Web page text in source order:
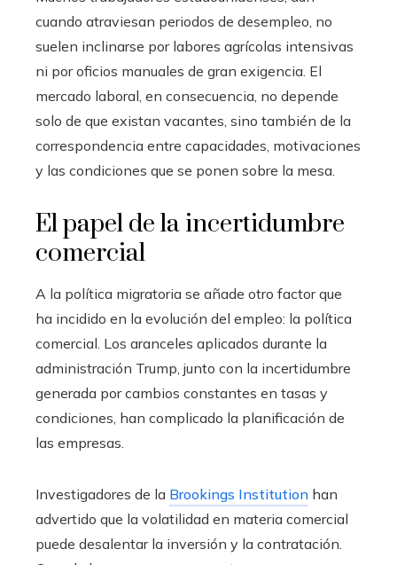
cuando atraviesan periodos de desempleo, no
suelen inclinarse por labores agrícolas intensivas
ni por oficios manuales de gran exigencia. El
mercado laboral, en consecuencia, no depende
solo de que existan vacantes, sino también de la
correspondencia entre capacidades, motivaciones
y las condiciones que se ponen sobre la mesa.
El papel de la incertidumbre
comercial
A la política migratoria se añade otro factor que
ha incidido en la evolución del empleo: la política
comercial. Los aranceles aplicados durante la
administración Trump, junto con la incertidumbre
generada por cambios constantes en tasas y
condiciones, han complicado la planificación de
las empresas.
Investigadores de la Brookings Institution han
advertido que la volatilidad en materia comercial
puede desalentar la inversión y la contratación.